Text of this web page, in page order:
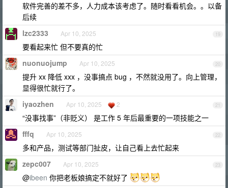
软件完善的差不多，人力成本该考虑了。随时看看机会。。以备
后续
19
lzc2333 Apr 10, 2025
要看起来忙 但不要真的忙
20
nuonuojump Apr 10, 2025
提升 xx 降低 xxx ，没事搞点 bug ，不然就没用了。向上管理，
显得很忙就行了。
21
iyaozhen Apr 10, 2025 2
“没事找事”（非贬义） 是工作 5 年后最重要的一项技能之一
22
fffq Apr 10, 2025
多和产品，测试等部门扯皮，让自己看上去忙起来
23
zepc007 Apr 10, 2025
@ibeen 你把老板娘搞定不就好了